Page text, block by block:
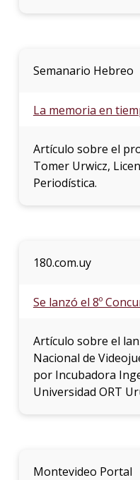
Semanario Hebreo
La memoria en
Artículo sobre el
Tomer Urwicz,
Periodística.
180.com.uy
Se lanzó el 8º
Artículo sobre el
Nacional de
por Incubadora
Universidad ORT
Montevideo Portal